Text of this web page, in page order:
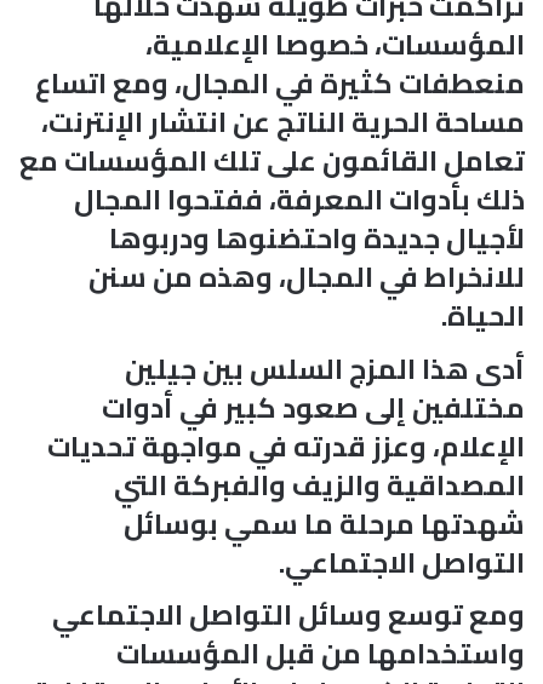
المؤسسات، خصوصا الإعلامية،
منعطفات كثيرة في المجال، ومع اتساع
مساحة الحرية الناتج عن انتشار الإنترنت،
تعامل القائمون على تلك المؤسسات مع
ذلك بأدوات المعرفة، ففتحوا المجال
لأجيال جديدة واحتضنوها ودربوها
للانخراط في المجال، وهذه من سنن
الحياة.
أدى هذا المزج السلس بين جيلين
مختلفين إلى صعود كبير في أدوات
الإعلام، وعزز قدرته في مواجهة تحديات
المصداقية والزيف والفبركة التي
شهدتها مرحلة ما سمي بوسائل
التواصل الاجتماعي.
ومع توسع وسائل التواصل الاجتماعي
واستخدامها من قبل المؤسسات